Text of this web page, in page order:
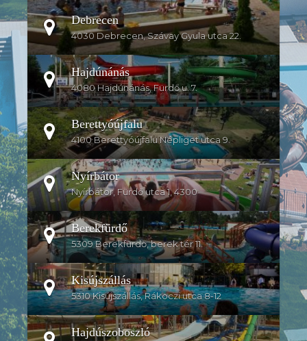
Debrecen
4030 Debrecen, Szávay Gyula utca 22.
Hajdúnánás
4080 Hajdúnánás, Fürdő u. 7.
Berettyóújfalu
4100 Berettyóújfalu Népliget utca 9.
Nyírbátor
Nyírbátor, Fürdő utca 1, 4300
Berekfürdő
5309 Berekfürdő, berek tér 11.
Kisújszállás
5310 Kisújszállás, Rákoczi utca 8-12
Hajdúszoboszló